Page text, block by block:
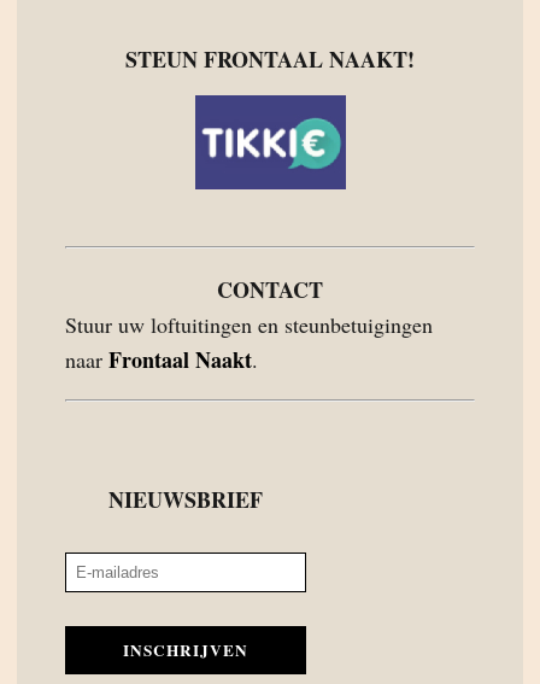
STEUN FRONTAAL NAAKT!
CONTACT
Stuur uw loftuitingen en steunbetuigingen
naar Frontaal Naakt.
NIEUWSBRIEF
INSCHRIJVEN